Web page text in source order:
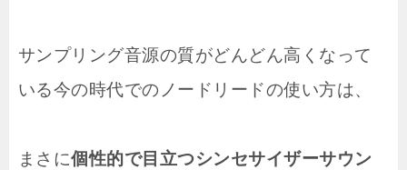
サンプリング音源の質がどんどん高くなって
いる今の時代でのノードリードの使い方は、
まさに個性的で目立つシンセサイザーサウン